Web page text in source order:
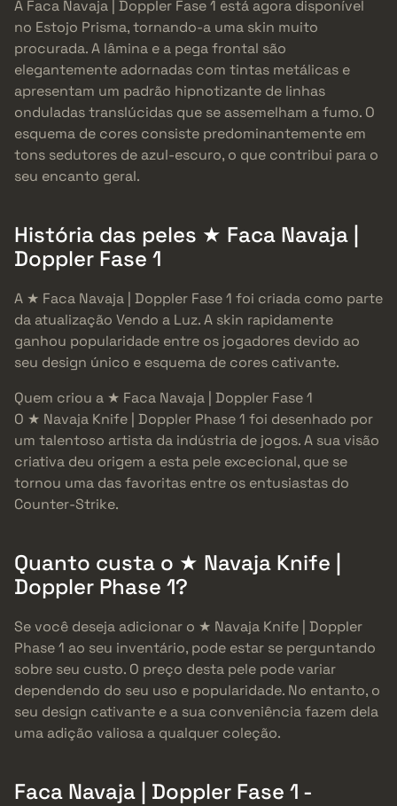
A Faca Navaja | Doppler Fase 1 está agora disponível
no Estojo Prisma, tornando-a uma skin muito
procurada. A lâmina e a pega frontal são
elegantemente adornadas com tintas metálicas e
apresentam um padrão hipnotizante de linhas
onduladas translúcidas que se assemelham a fumo. O
esquema de cores consiste predominantemente em
tons sedutores de azul-escuro, o que contribui para o
seu encanto geral.
História das peles ★ Faca Navaja |
Doppler Fase 1
A ★ Faca Navaja | Doppler Fase 1 foi criada como parte
da atualização Vendo a Luz. A skin rapidamente
ganhou popularidade entre os jogadores devido ao
seu design único e esquema de cores cativante.
Quem criou a ★ Faca Navaja | Doppler Fase 1
O ★ Navaja Knife | Doppler Phase 1 foi desenhado por
um talentoso artista da indústria de jogos. A sua visão
criativa deu origem a esta pele excecional, que se
tornou uma das favoritas entre os entusiastas do
Counter-Strike.
Quanto custa o ★ Navaja Knife |
Doppler Phase 1?
Se você deseja adicionar o ★ Navaja Knife | Doppler
Phase 1 ao seu inventário, pode estar se perguntando
sobre seu custo. O preço desta pele pode variar
dependendo do seu uso e popularidade. No entanto, o
seu design cativante e a sua conveniência fazem dela
uma adição valiosa a qualquer coleção.
Faca Navaja | Doppler Fase 1 -